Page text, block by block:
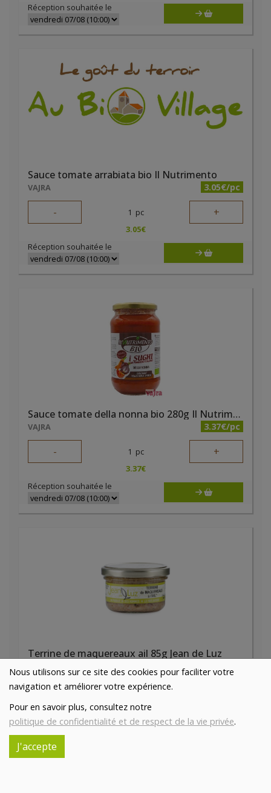
Nous utilisons sur ce site des cookies pour faciliter votre
navigation et améliorer votre expérience.
Pour en savoir plus, consultez notre
politique de confidentialité et de respect de la vie privée.
J'accepte
Réception souhaitée le
Sauce tomate arrabiata bio Il Nutrimento
VAJRA 3.05€/pc
- 1 pc +
3.05€
Réception souhaitée le
Sauce tomate della nonna bio 280g Il Nutrimento
VAJRA 3.37€/pc
- 1 pc +
3.37€
Réception souhaitée le
Terrine de maquereaux ail 85g Jean de Luz
- 1 pc
5.75€
Réception souhaitée le